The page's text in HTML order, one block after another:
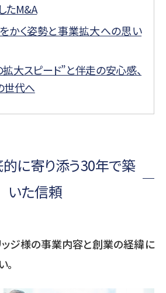
たM&A
かく姿勢と事業拡大への思い
大スピード”と伴走の安心感、
世代へ
に寄り添う30年で築
いた信頼
ッジ様の事業内容と創業の経緯に